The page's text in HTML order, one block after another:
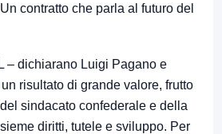
contratto che parla al futuro del
– dichiarano Luigi Pagano e
risultato di grande valore, frutto
sindacato confederale e della
diritti, tutele e sviluppo. Per